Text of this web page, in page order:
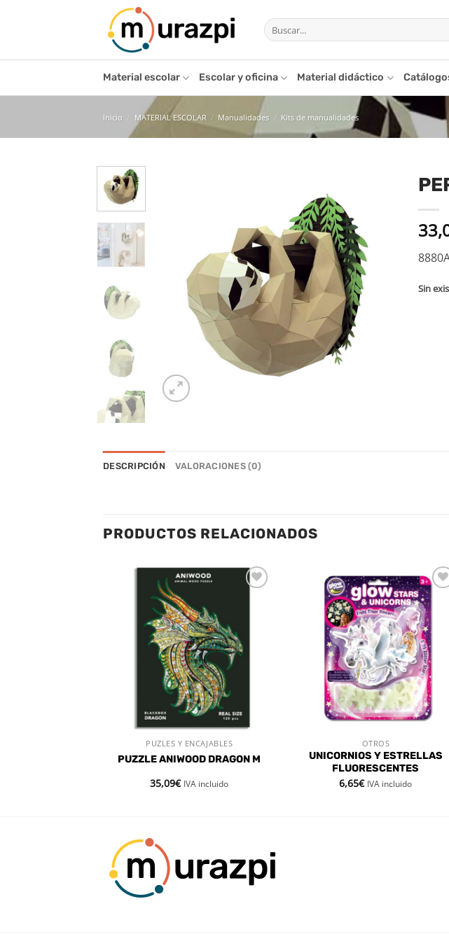
Buscar
por:
Material escolar Escolar y oficina Material didáctico
Inicio / MATERIAL ESCOLAR / Manualidades / Kits de manualidades
lista
de
deseos
Sin
DESCRIPCIÓN VALORACIONES (0)
PRODUCTOS RELACIONADOS
VISTA RÁPIDA
PUZLES Y ENCAJABLES
PUZZLE ANIWOOD DRAGON M
35,09€ IVA incluido
Añadir
a la
lista de
deseos
VISTA RÁPIDA
OTROS
UNICORNIOS Y ESTRELLAS
FLUORESCENTES
6,65€ IVA incluido